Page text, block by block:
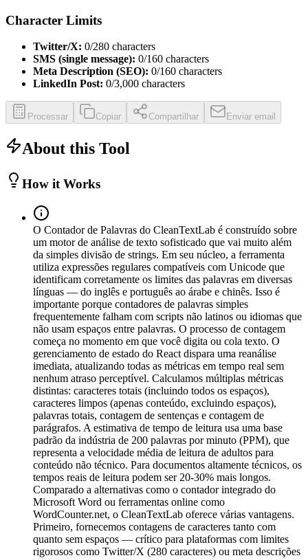
Character Limits
Twitter/X: 0/280 characters
SMS (single message): 0/160 characters
Meta Description (SEO): 0/160 characters
LinkedIn Post: 0/3,000 characters
Processar Copiar Compartilhar Enviar email
About this Tool
How it Works
O Contador de Palavras do CleanTextLab é construído sobre
um motor de análise de texto sofisticado que vai muito além
da simples divisão de strings. Em seu núcleo, a ferramenta
utiliza expressões regulares compatíveis com Unicode que
identificam corretamente os limites das palavras em diversas
línguas — do inglês e português ao árabe e chinês. Isso é
importante porque contadores de palavras simples
frequentemente falham com scripts não latinos ou idiomas que
não usam espaços entre palavras. O processo de contagem
começa no momento em que você digita ou cola texto. O
gerenciamento de estado do React dispara uma reanálise
imediata, atualizando todas as métricas em tempo real sem
nenhum atraso perceptível. Calculamos múltiplas métricas
distintas: caracteres totais (incluindo todos os espaços),
caracteres limpos (apenas conteúdo, excluindo espaços),
palavras totais, contagem de sentenças e contagem de
parágrafos. A estimativa de tempo de leitura usa uma base
padrão da indústria de 200 palavras por minuto (PPM), que
representa a velocidade média de leitura de adultos para
conteúdo não técnico. Para documentos altamente técnicos, os
tempos reais de leitura podem ser 20-30% mais longos.
Comparado a alternativas como o contador integrado do
Microsoft Word ou ferramentas online como
WordCounter.net, o CleanTextLab oferece várias vantagens.
Primeiro, fornecemos contagens de caracteres tanto com
quanto sem espaços — crítico para plataformas com limites
rigorosos como Twitter/X (280 caracteres) ou meta descrições